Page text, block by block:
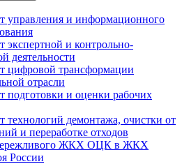
управления и информационного
экспертной и контрольно-
деятельности
цифровой трансформации
отрасли
подготовки и оценки рабочих
технологий демонтажа, очистки от
и переработке отходов
ЖКХ ОЦК в ЖКХ
России